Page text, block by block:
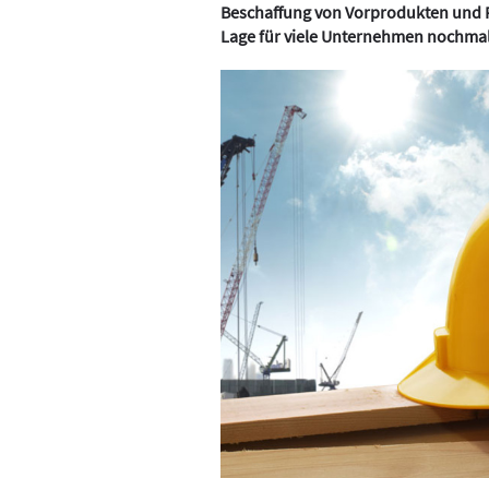
Beschaffung von Vorprodukten und
Lage für viele Unternehmen